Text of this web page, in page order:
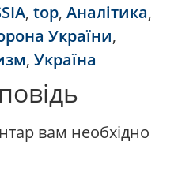
, top, Аналітика,
України,
, Україна
вам необхідно